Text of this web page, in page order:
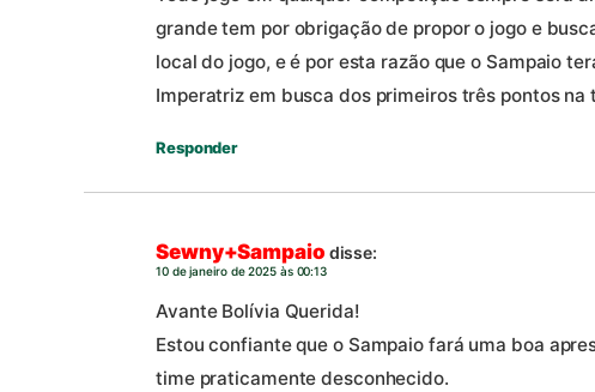
grande tem por obrigação de propor o jogo e
local do jogo, e é por esta razão que o Sampaio
Imperatriz em busca dos primeiros três pontos
Responder
Sewny+Sampaio disse:
10 de janeiro de 2025 às 00:13
Avante Bolívia Querida!
Estou confiante que o Sampaio fará uma boa
time praticamente desconhecido.